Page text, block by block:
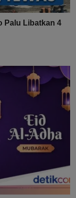
Palu Libatkan 4